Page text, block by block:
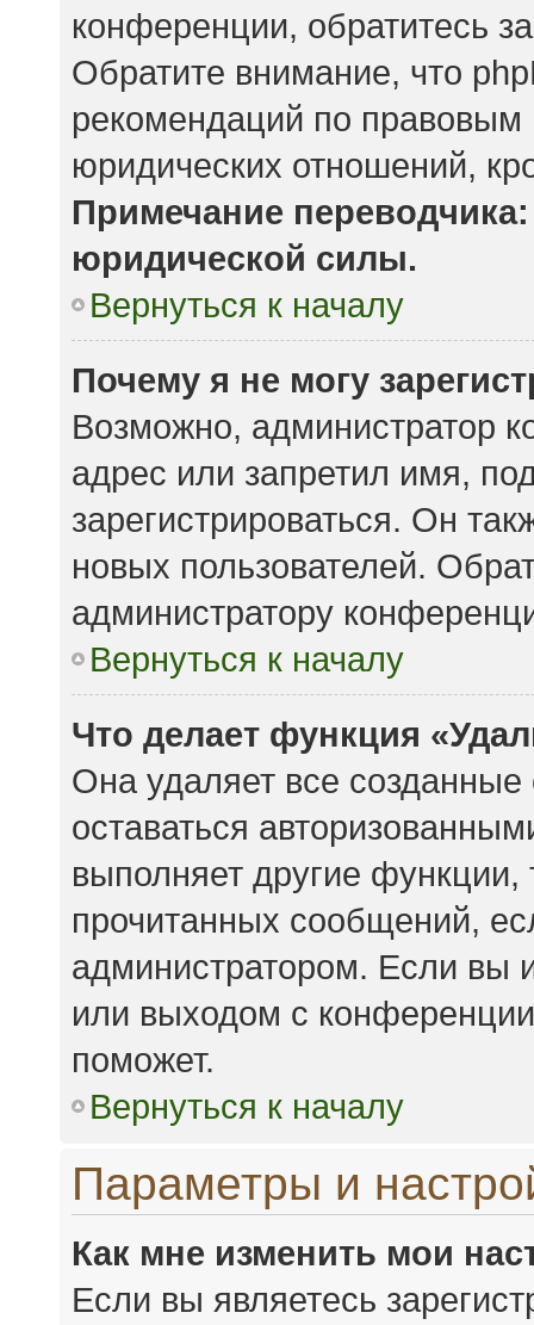
конференции, обратитесь
Обратите внимание, что
рекомендаций по правовым
юридических отношений,
Примечание
юридической силы.
Вернуться к началу
Почему я не могу
Возможно, администратор
адрес или запретил имя,
зарегистрироваться. Он
новых пользователей.
администратору
Вернуться к началу
Что делает функция
Она удаляет все
оставаться
выполняет другие функции,
прочитанных сообщений,
администратором. Если вы
или выходом с
поможет.
Вернуться к началу
Параметры и
Как мне изменить мои
Если вы являетесь